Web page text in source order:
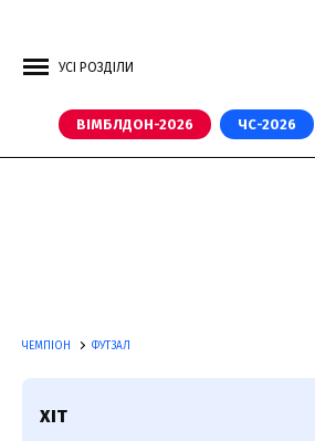
УСІ РОЗДІЛИ
ВІМБЛДОН-2026 ЧС-2026
ЧЕМПІОН ФУТЗАЛ
ХІТ